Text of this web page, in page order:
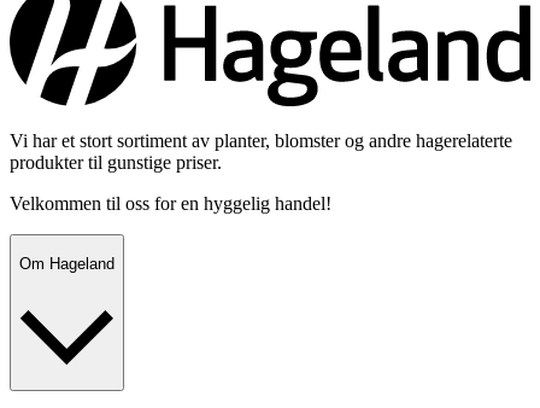
Vi har et stort sortiment av planter, blomster og andre hagerelaterte
produkter til gunstige priser.
Velkommen til oss for en hyggelig handel!
Om Hageland